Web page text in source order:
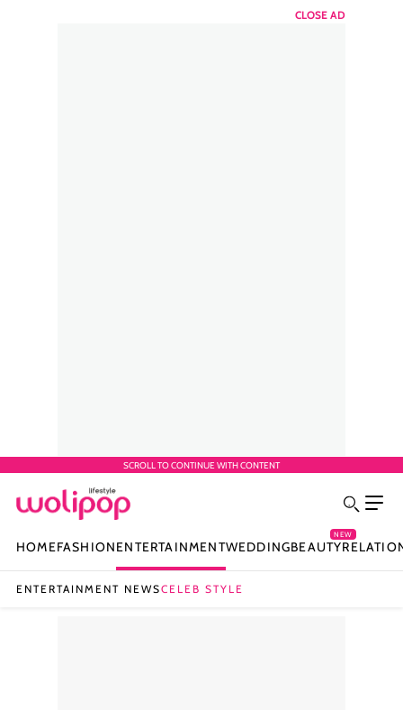
CLOSE AD
SCROLL TO CONTINUE WITH CONTENT
HOMEFASHIONENTERTAINMENTWEDDINGBEAUTY
NEW
ENTERTAINMENT NEWSCELEB STYLE